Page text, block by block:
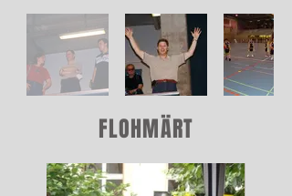
FLOHMÄRT